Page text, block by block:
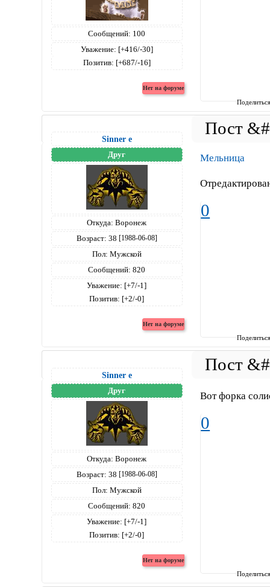
Сообщений: 100
Уважение: [+416/-30]
Позитив: [+687/-16]
Sinner е
Друг
Откуда: Воронеж
Возраст: 38 [1988-06-08]
Пол: Мужской
Сообщений: 820
Уважение: [+7/-1]
Позитив: [+2/-0]
Мельница
0
Sinner е
Друг
Откуда: Воронеж
Возраст: 38 [1988-06-08]
Пол: Мужской
Сообщений: 820
Уважение: [+7/-1]
Позитив: [+2/-0]
Вот форка
0